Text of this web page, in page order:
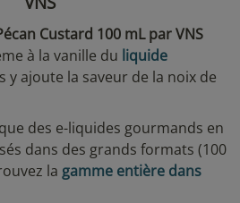
Custard 100 mL par VNS
à la vanille du liquide
y ajoute la saveur de la noix de
des e-liquides gourmands en
dans des grands formats (100
la gamme entière dans